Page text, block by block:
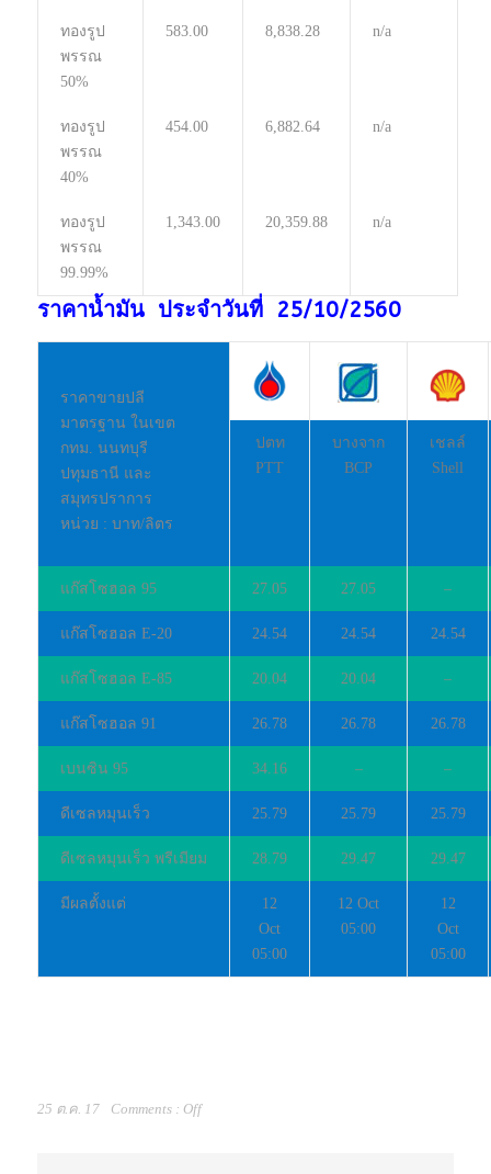
ทองรูป
พรรณ
50%
583.00 8,838.28 n/a
ทองรูป
พรรณ
40%
454.00 6,882.64 n/a
ทองรูป
พรรณ
99.99%
1,343.00 20,359.88 n/a
ราคาน้ำมัน ประจำวันที่ 25/10/2560
ราคาขายปลี
มาตรฐาน ในเขต
กทม. นนทบุรี
ปทุมธานี และ
สมุทรปราการ
หน่วย : บาท/ลิตร
ปตท
PTT
บางจาก
BCP
เชลล์
Shell
แก๊สโซฮอล 95 27.05 27.05 –
แก๊สโซฮอล E-20 24.54 24.54 24.54
แก๊สโซฮอล E-85 20.04 20.04 –
แก๊สโซฮอล 91 26.78 26.78 26.78
เบนซิน 95 34.16 – –
ดีเซลหมุนเร็ว 25.79 25.79 25.79
ดีเซลหมุนเร็ว พรีเมียม 28.79 29.47 29.47
มีผลตั้งแต่
12
Oct
05:00
12 Oct
05:00
12
Oct
05:00
25 ต.ค. 17 Comments : Off